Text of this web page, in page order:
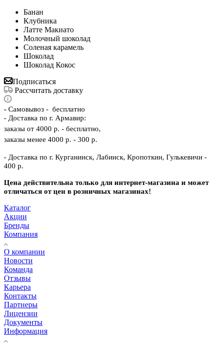
Банан
Клубника
Латте Макиато
Молочный шоколад
Соленая карамель
Шоколад
Шоколад Кокос
Подписаться
Рассчитать доставку
- Самовывоз - бесплатно
- Доставка по г. Армавир:
заказы от 4000 р. - бесплатно,
заказы менее 4000 р. - 300 р.
- Доставка по г. Курганинск, Лабинск, Кропоткин, Гулькевичи -
400 р.
Цена действительна только для интернет-магазина и может
отличаться от цен в розничных магазинах!
Каталог
Акции
Бренды
Компания
О компании
Новости
Команда
Отзывы
Карьера
Контакты
Партнеры
Лицензии
Документы
Информация